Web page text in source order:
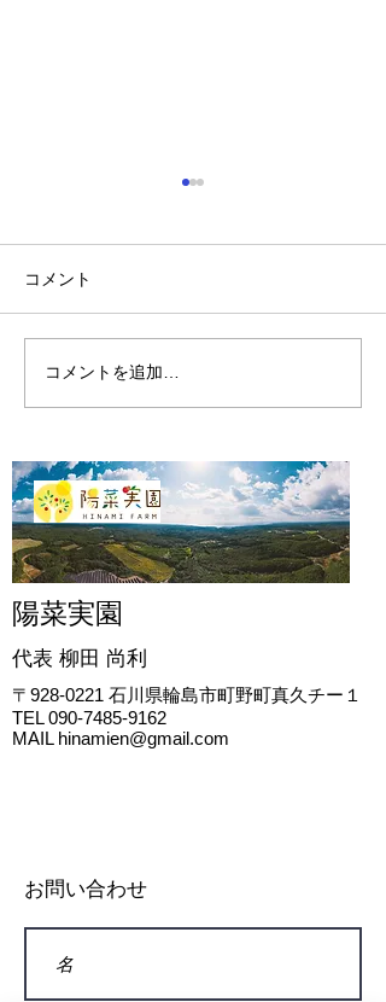
コメント
コメントを追加…
陽菜実園
代表 柳田 尚利
〒928-0221 石川県輪島市町野町真久チー１
TEL090-7485-9162
MAIL hinamien@gmail.com
お問い合わせ